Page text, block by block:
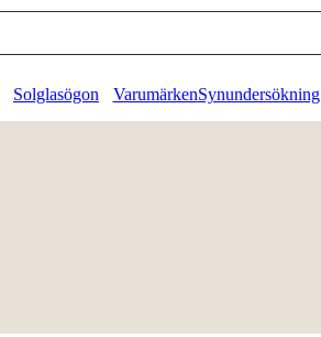
Solglasögon VarumärkenSynundersökning